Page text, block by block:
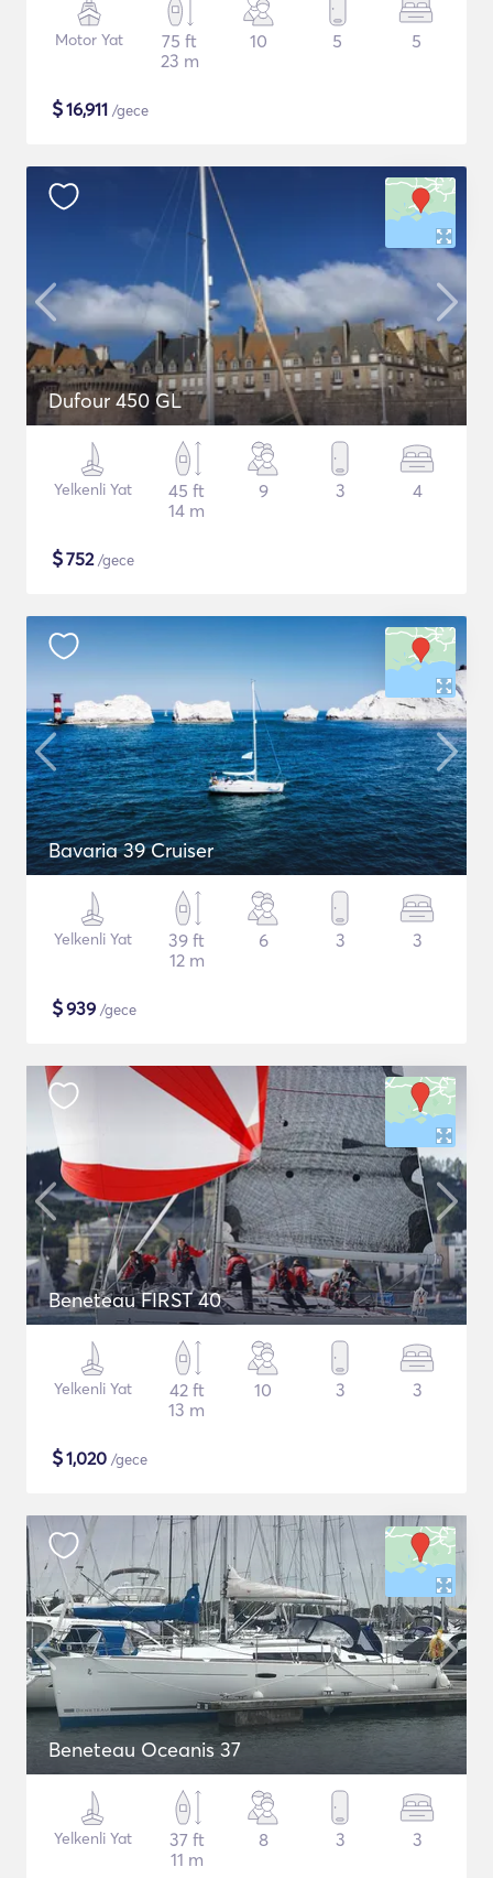
Motor Yat
75 ft
23 m
10 5 5
$16,911 /gece
Dufour 450 GL
Yelkenli Yat
45 ft
14 m
9 3 4
$752/gece
Bavaria 39 Cruiser
Yelkenli Yat
39 ft
12 m
6 3 3
$939 /gece
Beneteau FIRST 40
Yelkenli Yat
42 ft
13 m
10 3 3
$1,020 /gece
Beneteau Oceanis 37
Yelkenli Yat
37 ft
11 m
8 3 3